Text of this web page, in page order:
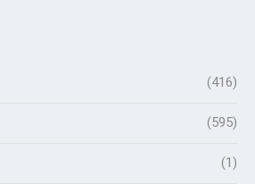
(416)
(595)
(1)